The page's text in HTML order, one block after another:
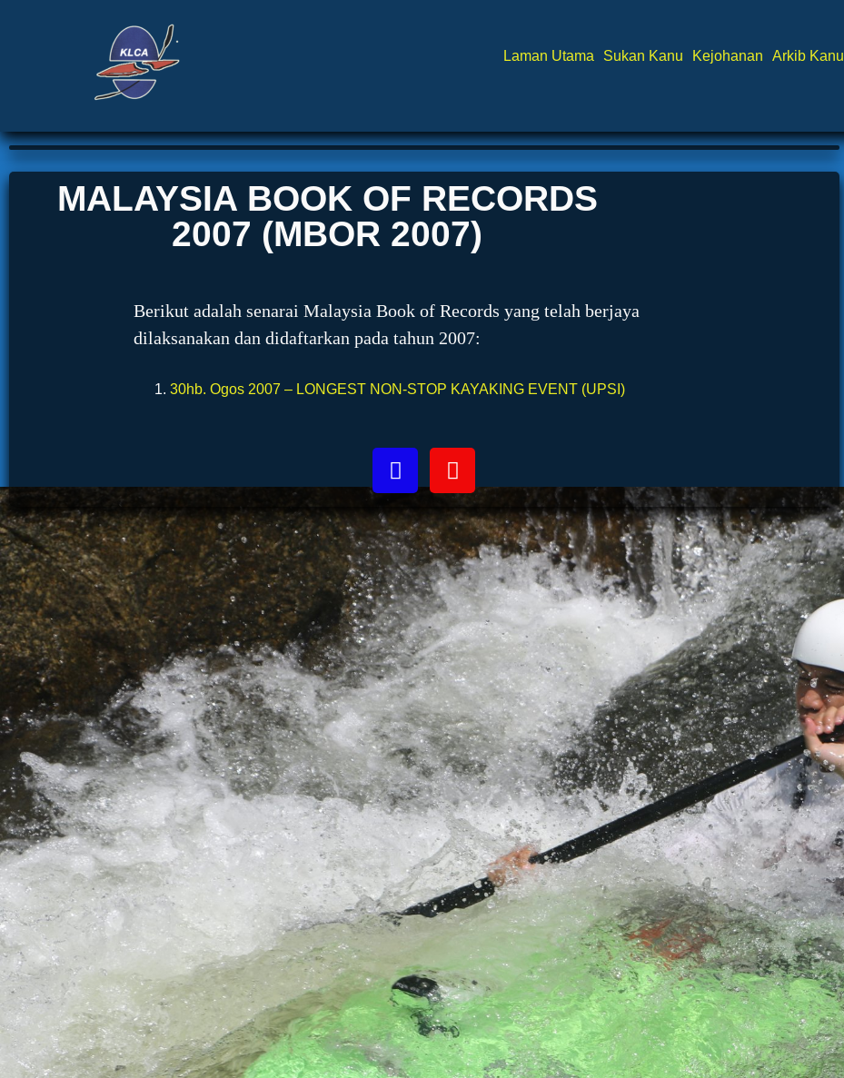
Laman Utama Sukan Kanu Kejohanan Arkib Kanu
MALAYSIA BOOK OF RECORDS
2007 (MBOR 2007)
Berikut adalah senarai Malaysia Book of Records yang telah berjaya
dilaksanakan dan didaftarkan pada tahun 2007:
30hb. Ogos 2007 – LONGEST NON-STOP KAYAKING EVENT (UPSI)